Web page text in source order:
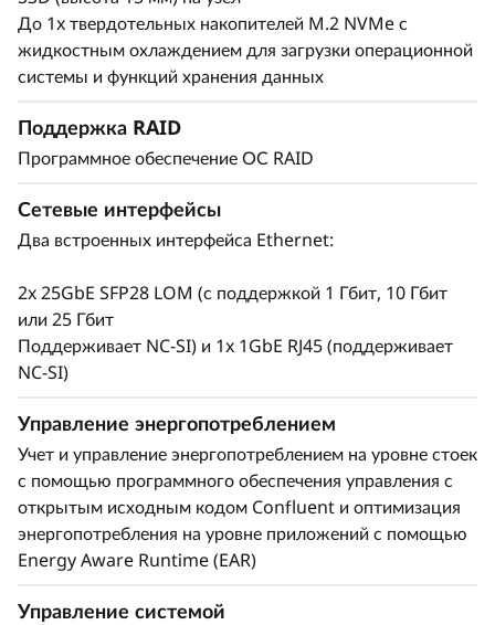
Core, которые соединены между собой через
NVLink, обеспечивая заметный прирост
производительности HPC, обучения ИИ и
ускорить 700+ поддерживаемых HPC
приложений и все основные платформы
Химические расчеты (например, Gaussian и
Конечно-элементный анализ (например, LS-
Жидкостная динамика (например,
AMBER)
Расчет погоды и климата (например, WRF и
ICON)
До 1x твердотельных накопителей M.2 NVMe с
жидкостным охлаждением для загрузки операционной
системы и функций хранения данных
Поддержка RAID
Программное обеспечение ОС RAID
Сетевые интерфейсы
Два встроенных интерфейса Ethernet:
2x 25GbE SFP28 LOM (с поддержкой 1 Гбит, 10 Гбит
или 25 Гбит
Поддерживает NC-SI) и 1x 1GbE RJ45 (поддерживает
NC-SI)
Управление энергопотреблением
Учет и управление энергопотреблением на уровне стоек
с помощью программного обеспечения управления с
открытым исходным кодом Confluent и оптимизация
энергопотребления на уровне приложений с помощью
Energy Aware Runtime (EAR)
Управление системой